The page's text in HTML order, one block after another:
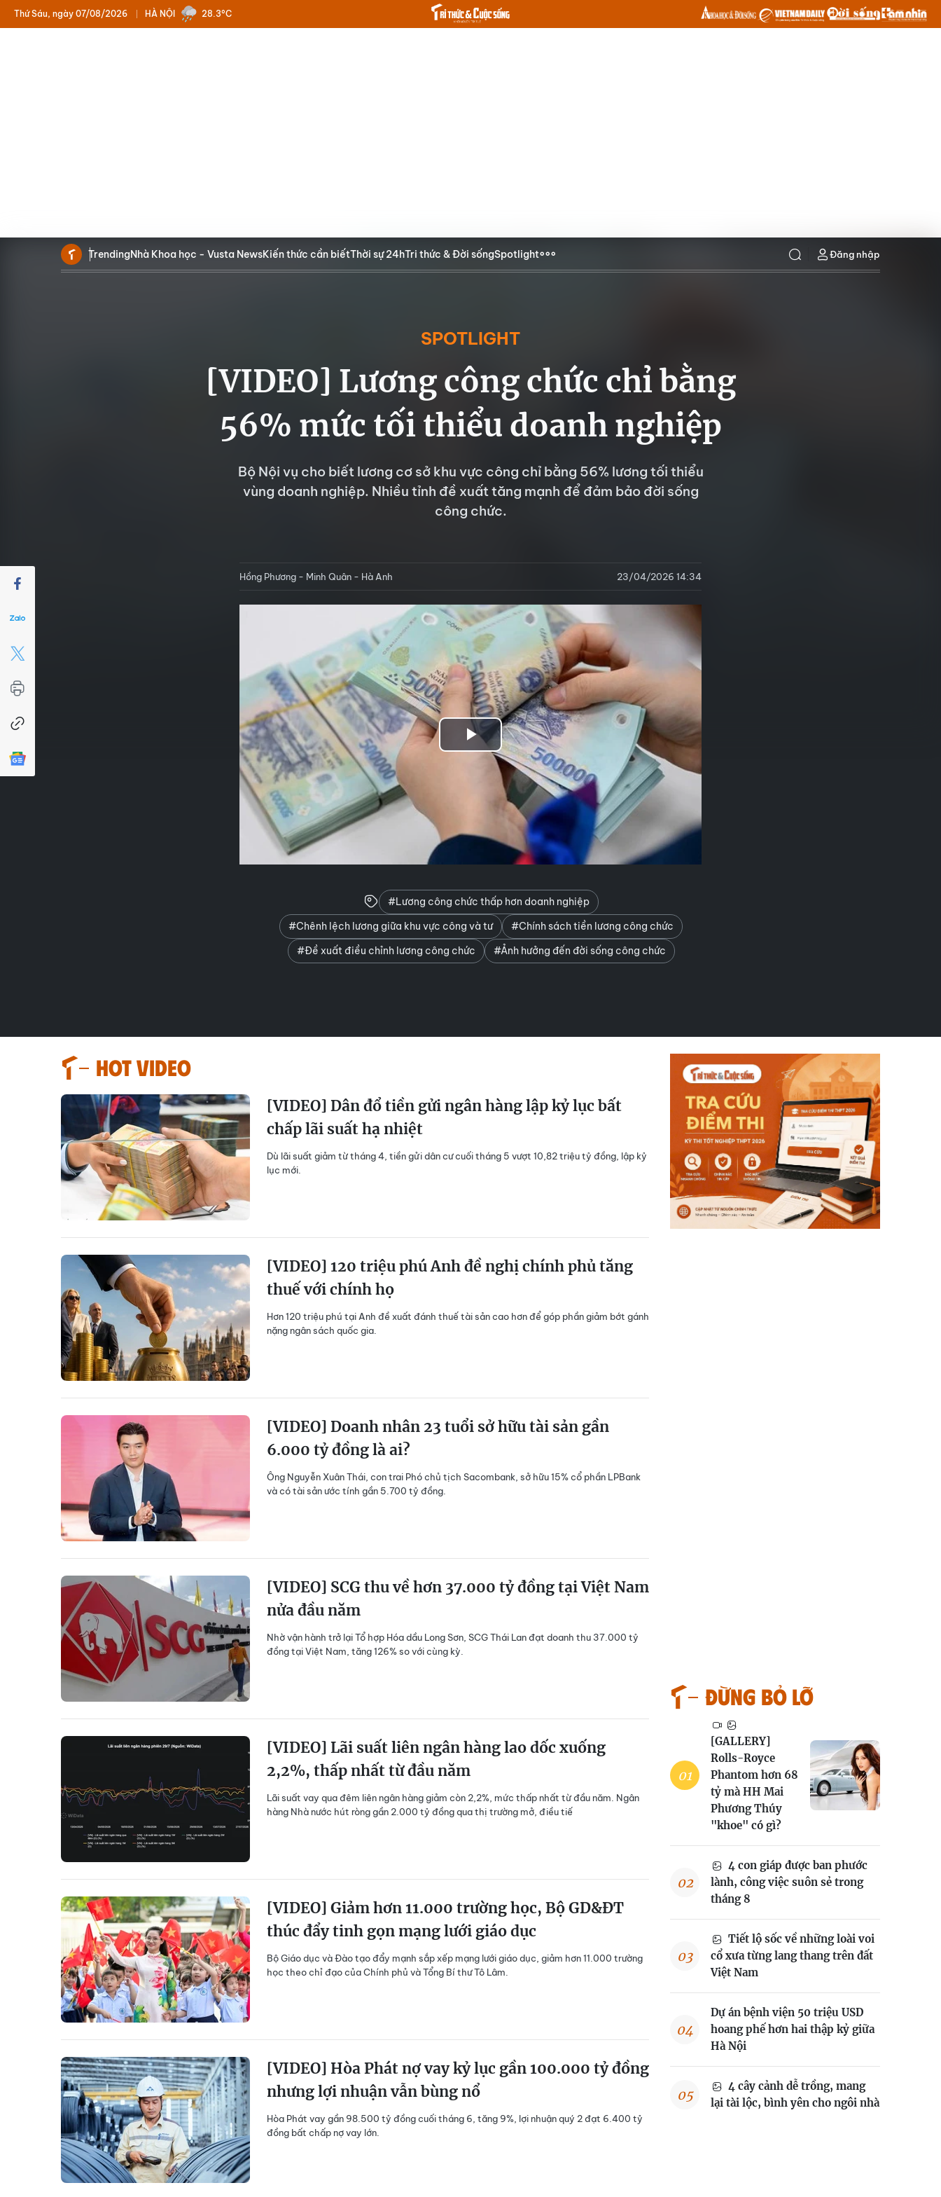
HÀ NỘI
Thứ Sáu, ngày 07/08/2026 28.3°C
TrendingNhà Khoa học - Vusta NewsKiến thức cần biếtThời sự 24hTri thức & Đời sốngSpotlight Đăng nhập
SPOTLIGHT
[VIDEO] Lương công chức chỉ bằng
56% mức tối thiểu doanh nghiệp
Bộ Nội vụ cho biết lương cơ sở khu vực công chỉ bằng 56% lương tối thiểu
vùng doanh nghiệp. Nhiều tỉnh đề xuất tăng mạnh để đảm bảo đời sống
công chức.
Hồng Phương - Minh Quân - Hà Anh 23/04/2026 14:34
Play
Video
#Lương công chức thấp hơn doanh nghiệp
#Chênh lệch lương giữa khu vực công và tư
#Chính sách tiền lương công chức
#Đề xuất điều chỉnh lương công chức
#Ảnh hưởng đến đời sống công chức
HOT VIDEO
[VIDEO] Dân đổ tiền gửi ngân hàng lập kỷ lục bất
chấp lãi suất hạ nhiệt
Dù lãi suất giảm từ tháng 4, tiền gửi dân cư cuối tháng 5 vượt 10,82 triệu tỷ đồng, lập kỷ
lục mới.
[VIDEO] 120 triệu phú Anh đề nghị chính phủ tăng
thuế với chính họ
Hơn 120 triệu phú tại Anh đề xuất đánh thuế tài sản cao hơn để góp phần giảm bớt gánh
nặng ngân sách quốc gia.
[VIDEO] Doanh nhân 23 tuổi sở hữu tài sản gần
6.000 tỷ đồng là ai?
Ông Nguyễn Xuân Thái, con trai Phó chủ tịch Sacombank, sở hữu 15% cổ phần LPBank
và có tài sản ước tính gần 5.700 tỷ đồng.
[VIDEO] SCG thu về hơn 37.000 tỷ đồng tại Việt Nam
nửa đầu năm
Nhờ vận hành trở lại Tổ hợp Hóa dầu Long Sơn, SCG Thái Lan đạt doanh thu 37.000 tỷ
đồng tại Việt Nam, tăng 126% so với cùng kỳ.
[VIDEO] Lãi suất liên ngân hàng lao dốc xuống
2,2%, thấp nhất từ đầu năm
Lãi suất vay qua đêm liên ngân hàng giảm còn 2,2%, mức thấp nhất từ đầu năm. Ngân
hàng Nhà nước hút ròng gần 2.000 tỷ đồng qua thị trường mở, điều tiế
[VIDEO] Giảm hơn 11.000 trường học, Bộ GD&ĐT
thúc đẩy tinh gọn mạng lưới giáo dục
Bộ Giáo dục và Đào tạo đẩy mạnh sắp xếp mạng lưới giáo dục, giảm hơn 11.000 trường
học theo chỉ đạo của Chính phủ và Tổng Bí thư Tô Lâm.
[VIDEO] Hòa Phát nợ vay kỷ lục gần 100.000 tỷ đồng
nhưng lợi nhuận vẫn bùng nổ
Hòa Phát vay gần 98.500 tỷ đồng cuối tháng 6, tăng 9%, lợi nhuận quý 2 đạt 6.400 tỷ
đồng bất chấp nợ vay lớn.
Đừng bỏ lỡ
[GALLERY]
Rolls-Royce
Phantom hơn 68
tỷ mà HH Mai
Phương Thúy
"khoe" có gì?
4 con giáp được ban phước
lành, công việc suôn sẻ trong
tháng 8
Tiết lộ sốc về những loài voi
cổ xưa từng lang thang trên đất
Việt Nam
Dự án bệnh viện 50 triệu USD
hoang phế hơn hai thập kỷ giữa
Hà Nội
4 cây cảnh dễ trồng, mang
lại tài lộc, bình yên cho ngôi nhà